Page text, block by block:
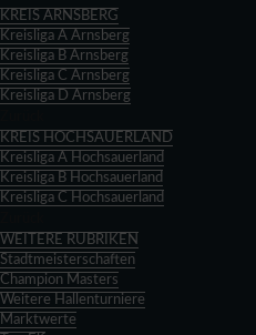
KREIS ARNSBERG
Kreisliga A Arnsberg
Kreisliga B Arnsberg
Kreisliga C Arnsberg
Kreisliga D Arnsberg
KREIS HOCHSAUERLAND
Kreisliga A Hochsauerland
Kreisliga B Hochsauerland
Kreisliga C Hochsauerland
WEITERE RUBRIKEN
Stadtmeisterschaften
Champion Masters
Weitere Hallenturniere
Marktwerte